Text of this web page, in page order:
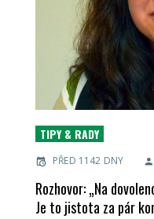
TIPY & RADY
PŘED 1142 DNY
Rozhovor: „Na
Je to jistota za pár